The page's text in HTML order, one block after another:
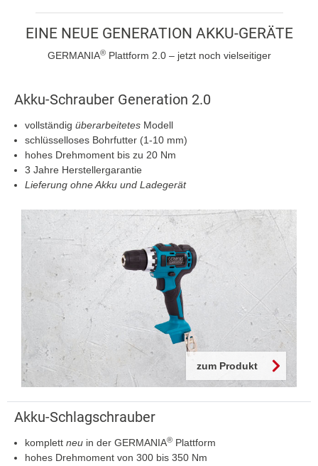
EINE NEUE GENERATION AKKU-GERÄTE
GERMANIA®Plattform 2.0 – jetzt noch vielseitiger
Akku-Schrauber Generation 2.0
vollständig überarbeitetes Modell
schlüsselloses Bohrfutter (1-10 mm)
hohes Drehmoment bis zu 20 Nm
3 Jahre Herstellergarantie
Lieferung ohne Akku und Ladegerät
zum Produkt
Akku-Schlagschrauber
komplett neu in der GERMANIA® Plattform
hohes Drehmoment von 300 bis 350 Nm